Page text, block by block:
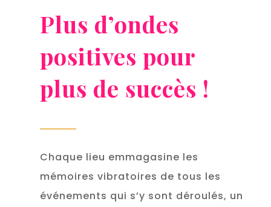
Plus d’ondes
positives pour
plus de succès !
Chaque lieu emmagasine les
mémoires vibratoires de tous les
événements qui s’y sont déroulés, un